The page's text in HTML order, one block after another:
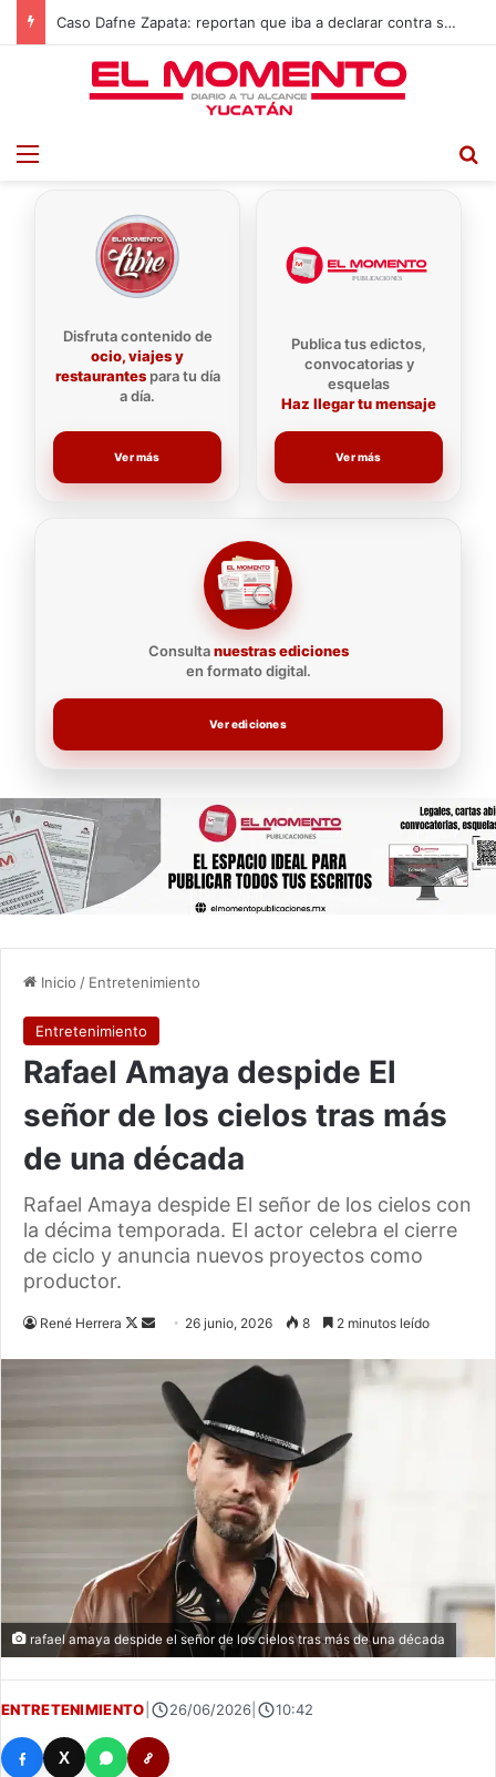
Caso Dafne Zapata: reportan que iba a declarar contra su padre por presunto abuso sexual
Menu
Disfruta contenido de
ocio, viajes y
restaurantespara tu día
a día.
Ver más
Consultanuestras ediciones
en formato digital.
Ver ediciones
Publica tus edictos,
convocatorias y
esquelas
Haz llegar tu mensaje
Ver más
Inicio / Entretenimiento
Entretenimiento
Rafael Amaya despide El
señor de los cielos tras más
de una década
Rafael Amaya despide El señor de los cielos con
la décima temporada. El actor celebra el cierre
de ciclo y anuncia nuevos proyectos como
productor.
René Herrera
Follow
Send 26 junio, 2026 8 2 minutos leído
rafael amaya despide el señor de los cielos tras más de una década
ENTRETENIMIENTO 26/06/2026| 10:42
X